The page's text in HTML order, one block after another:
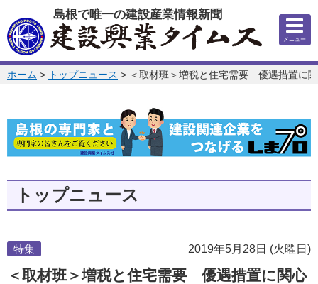
このページの本文へ
島根で唯一の建設産業情報新聞
メニュー
このページの位置:
ホーム > トップニュース > ＜取材班＞増税と住宅需要 優遇措置に
トップニュース
2019年5月28日 (火曜日)
特集
＜取材班＞増税と住宅需要 優遇措置に関心